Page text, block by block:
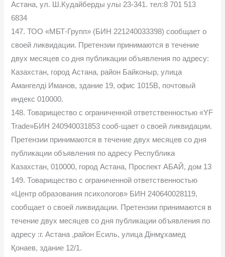
Астана, ул. Ш.Кудайберды улы 23-341. тел:8 701 513
6834
147. ТОО «МБТ-Групп» (БИН 221240033398) сообщает о
своей ликвидации. Претензии принимаются в течение
двух месяцев со дня публикации объявления по адресу:
Казахстан, город Астана, район Байконыр, улица
Амангелді Иманов, здание 19, офис 1015В, почтовый
индекс 010000.
148. Товарищество с ограниченной ответственностью «YF
Trade»БИН 240940031853 сооб-щает о своей ликвидации.
Претензии принимаются в течение двух месяцев со дня
публикации объявления по адресу Республика
Казахстан, 010000, город Астана, Проспект АБАЙ, дом 13
149. Товарищество с ограниченной ответственностью
«Центр образования психологов» БИН 240640028119,
сообщает о своей ликвидации. Претензии принимаются в
течение двух месяцев со дня публикации объявления по
адресу :г. Астана ,район Есиль, улица Дінмұхамед
Қонаев, здание 12/1.